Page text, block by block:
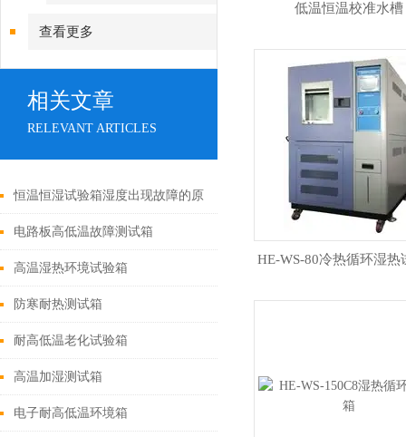
查看更多
相关文章
RELEVANT ARTICLES
恒温恒湿试验箱湿度出现故障的原
因
电路板高低温故障测试箱
高温湿热环境试验箱
防寒耐热测试箱
耐高低温老化试验箱
高温加湿测试箱
电子耐高低温环境箱
低温恒温校准水槽
HE-WS-80冷热循环湿热